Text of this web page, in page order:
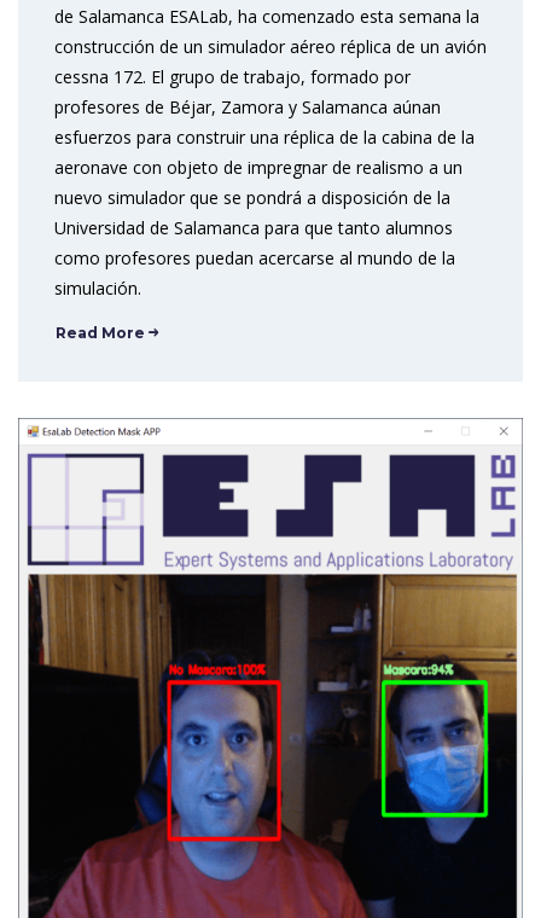
de Salamanca ESALab, ha comenzado esta semana la
construcción de un simulador aéreo réplica de un avión
cessna 172. El grupo de trabajo, formado por
profesores de Béjar, Zamora y Salamanca aúnan
esfuerzos para construir una réplica de la cabina de la
aeronave con objeto de impregnar de realismo a un
nuevo simulador que se pondrá a disposición de la
Universidad de Salamanca para que tanto alumnos
como profesores puedan acercarse al mundo de la
simulación.
Read More